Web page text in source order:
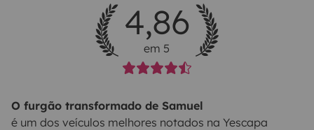
4,86
em 5
O furgão transformado de Samuel
é um dos veículos melhores notados na Yescapa